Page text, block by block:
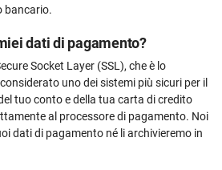
bancario.
dati di pagamento?
Socket Layer (SSL), che è lo
uno dei sistemi più sicuri per il
tuo conto e della tua carta di credito
al processore di pagamento. Noi
dati di pagamento né li archivieremo in